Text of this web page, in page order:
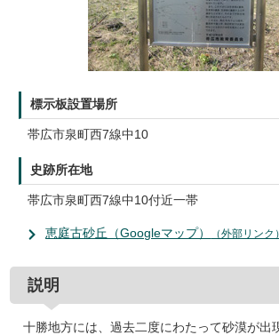
標示板設置場所
帯広市泉町西7線中10
史跡所在地
帯広市泉町西7線中10付近一帯
恵庭古砂丘（Googleマップ） （外部リンク）
説明
十勝地方には、過去二度にわたって砂漠が出